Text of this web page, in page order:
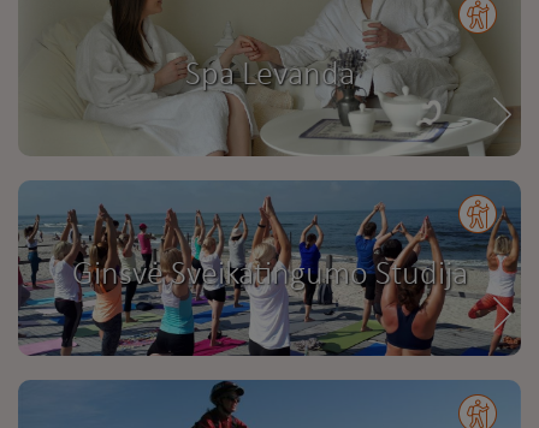
Spa Levanda
Ginsvė Sveikatingumo Studija